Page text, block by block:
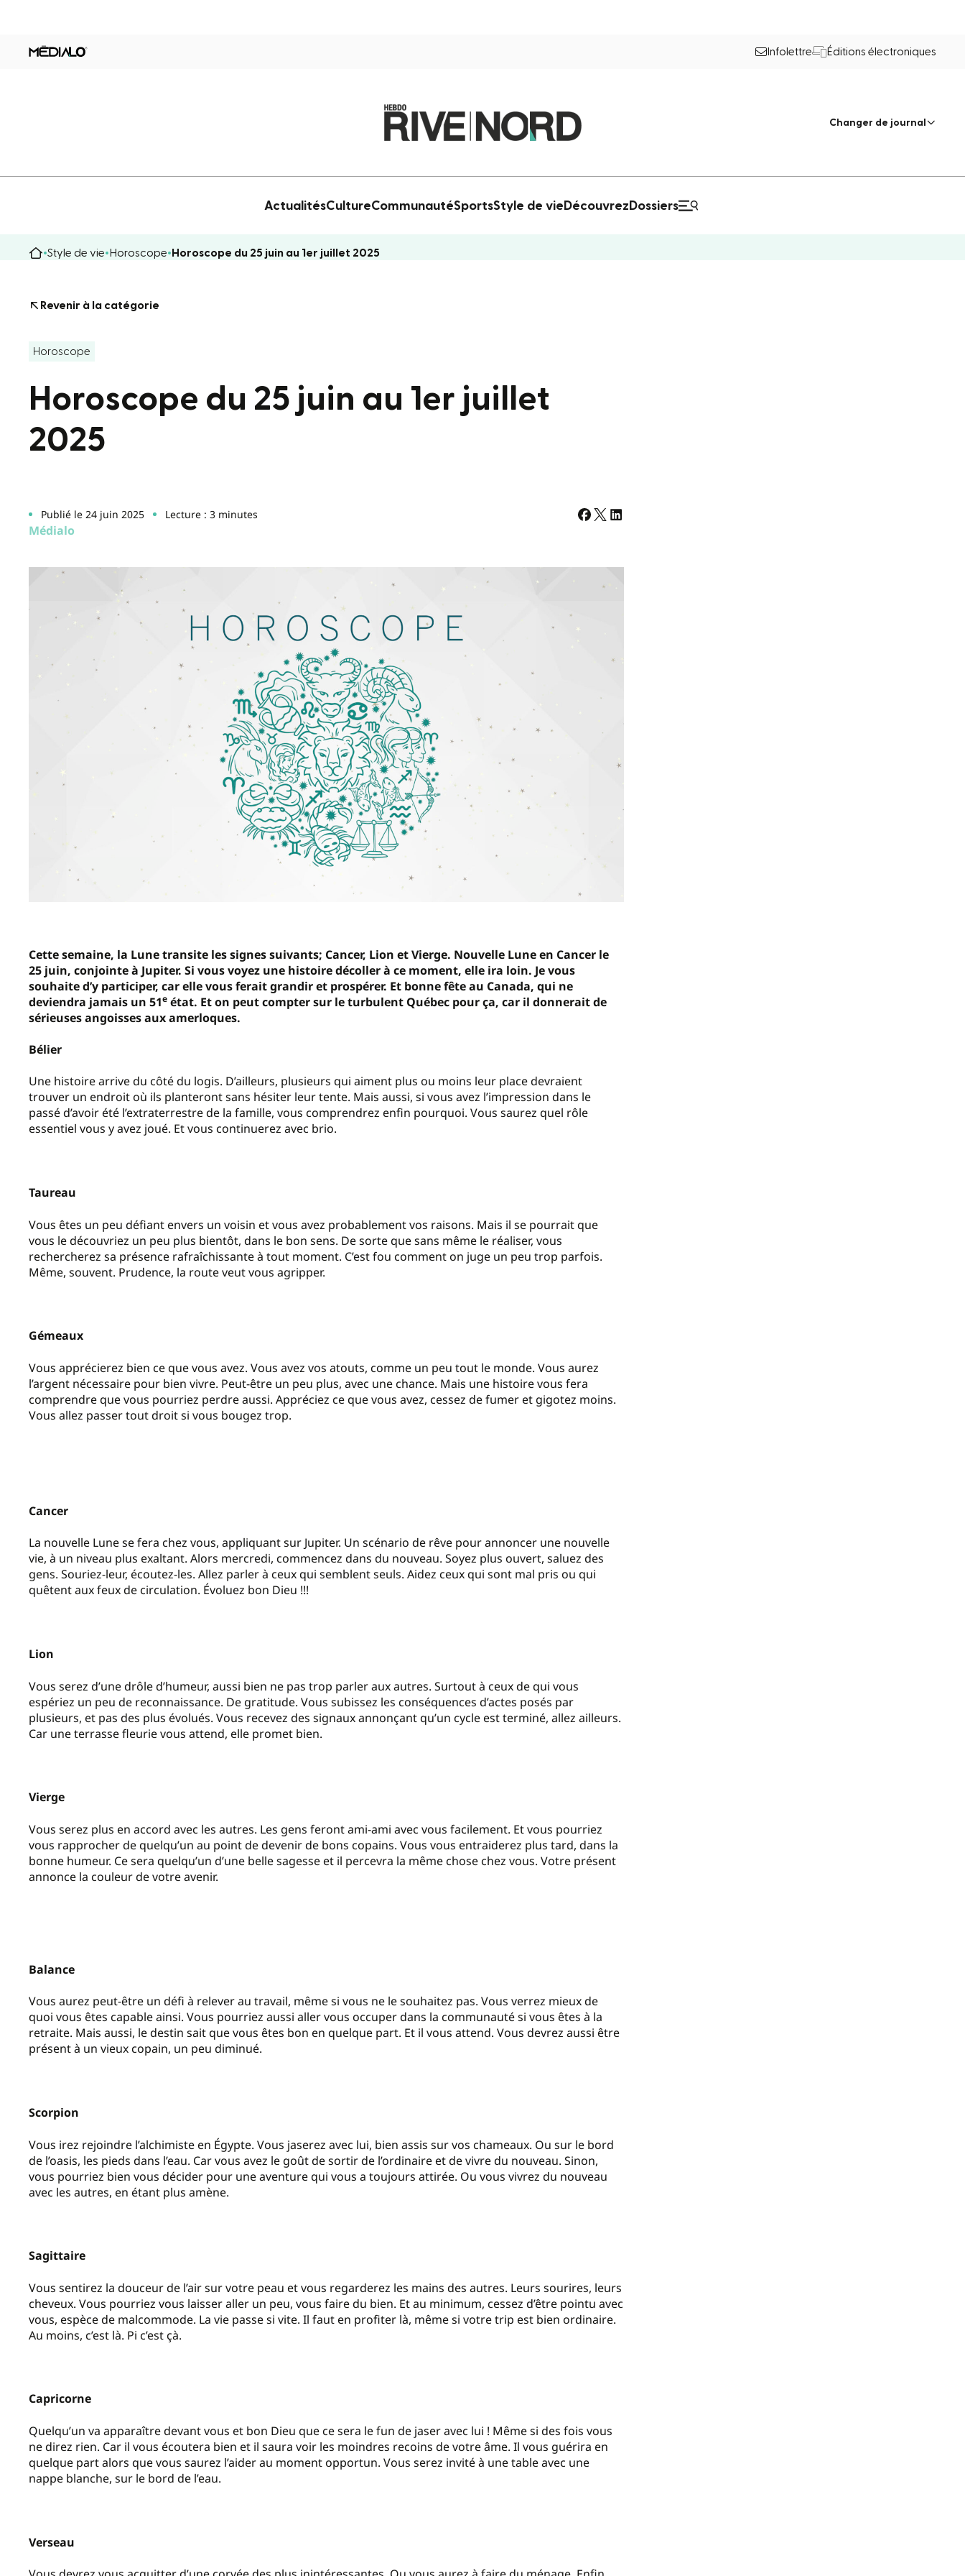
Infolettre Éditions électroniques
Changer de journal
ActualitésCultureCommunautéSportsStyle de vie Découvrez Dossiers
Style de vie Horoscope Horoscope du 25 juin au 1er juillet 2025
Revenir à la catégorie
Horoscope
Horoscope du 25 juin au 1er juillet
2025
Publié le 24 juin 2025 Lecture : 3 minutes
Médialo
Cette semaine, la Lune transite les signes suivants; Cancer, Lion et Vierge. Nouvelle Lune en Cancer le
25 juin, conjointe à Jupiter. Si vous voyez une histoire décoller à ce moment, elle ira loin. Je vous
souhaite d’y participer, car elle vous ferait grandir et prospérer. Et bonne fête au Canada, qui ne
deviendra jamais un 51e état. Et on peut compter sur le turbulent Québec pour ça, car il donnerait de
sérieuses angoisses aux amerloques.
Bélier
Une histoire arrive du côté du logis. D’ailleurs, plusieurs qui aiment plus ou moins leur place devraient
trouver un endroit où ils planteront sans hésiter leur tente. Mais aussi, si vous avez l’impression dans le
passé d’avoir été l’extraterrestre de la famille, vous comprendrez enfin pourquoi. Vous saurez quel rôle
essentiel vous y avez joué. Et vous continuerez avec brio.
Taureau
Vous êtes un peu défiant envers un voisin et vous avez probablement vos raisons. Mais il se pourrait que
vous le découvriez un peu plus bientôt, dans le bon sens. De sorte que sans même le réaliser, vous
rechercherez sa présence rafraîchissante à tout moment. C’est fou comment on juge un peu trop parfois.
Même, souvent. Prudence, la route veut vous agripper.
Gémeaux
Vous apprécierez bien ce que vous avez. Vous avez vos atouts, comme un peu tout le monde. Vous aurez
l’argent nécessaire pour bien vivre. Peut-être un peu plus, avec une chance. Mais une histoire vous fera
comprendre que vous pourriez perdre aussi. Appréciez ce que vous avez, cessez de fumer et gigotez moins.
Vous allez passer tout droit si vous bougez trop.
Cancer
La nouvelle Lune se fera chez vous, appliquant sur Jupiter. Un scénario de rêve pour annoncer une nouvelle
vie, à un niveau plus exaltant. Alors mercredi, commencez dans du nouveau. Soyez plus ouvert, saluez des
gens. Souriez-leur, écoutez-les. Allez parler à ceux qui semblent seuls. Aidez ceux qui sont mal pris ou qui
quêtent aux feux de circulation. Évoluez bon Dieu !!!
Lion
Vous serez d’une drôle d’humeur, aussi bien ne pas trop parler aux autres. Surtout à ceux de qui vous
espériez un peu de reconnaissance. De gratitude. Vous subissez les conséquences d’actes posés par
plusieurs, et pas des plus évolués. Vous recevez des signaux annonçant qu’un cycle est terminé, allez ailleurs.
Car une terrasse fleurie vous attend, elle promet bien.
Vierge
Vous serez plus en accord avec les autres. Les gens feront ami-ami avec vous facilement. Et vous pourriez
vous rapprocher de quelqu’un au point de devenir de bons copains. Vous vous entraiderez plus tard, dans la
bonne humeur. Ce sera quelqu’un d’une belle sagesse et il percevra la même chose chez vous. Votre présent
annonce la couleur de votre avenir.
Balance
Vous aurez peut-être un défi à relever au travail, même si vous ne le souhaitez pas. Vous verrez mieux de
quoi vous êtes capable ainsi. Vous pourriez aussi aller vous occuper dans la communauté si vous êtes à la
retraite. Mais aussi, le destin sait que vous êtes bon en quelque part. Et il vous attend. Vous devrez aussi être
présent à un vieux copain, un peu diminué.
Scorpion
Vous irez rejoindre l’alchimiste en Égypte. Vous jaserez avec lui, bien assis sur vos chameaux. Ou sur le bord
de l’oasis, les pieds dans l’eau. Car vous avez le goût de sortir de l’ordinaire et de vivre du nouveau. Sinon,
vous pourriez bien vous décider pour une aventure qui vous a toujours attirée. Ou vous vivrez du nouveau
avec les autres, en étant plus amène.
Sagittaire
Vous sentirez la douceur de l’air sur votre peau et vous regarderez les mains des autres. Leurs sourires, leurs
cheveux. Vous pourriez vous laisser aller un peu, vous faire du bien. Et au minimum, cessez d’être pointu avec
vous, espèce de malcommode. La vie passe si vite. Il faut en profiter là, même si votre trip est bien ordinaire.
Au moins, c’est là. Pi c’est çà.
Capricorne
Quelqu’un va apparaître devant vous et bon Dieu que ce sera le fun de jaser avec lui ! Même si des fois vous
ne direz rien. Car il vous écoutera bien et il saura voir les moindres recoins de votre âme. Il vous guérira en
quelque part alors que vous saurez l’aider au moment opportun. Vous serez invité à une table avec une
nappe blanche, sur le bord de l’eau.
Verseau